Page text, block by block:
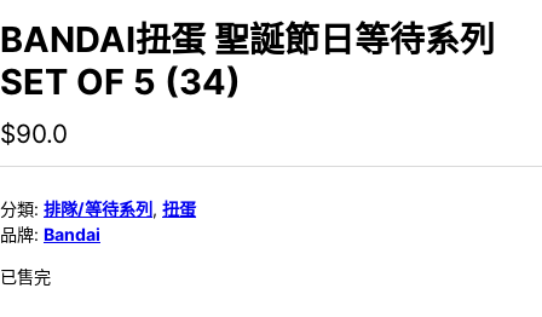
BANDAI扭蛋 聖誕節日等待系列
SET OF 5 (34)
$90.0
分類: 排隊/等待系列 , 扭蛋
品牌: Bandai
已售完